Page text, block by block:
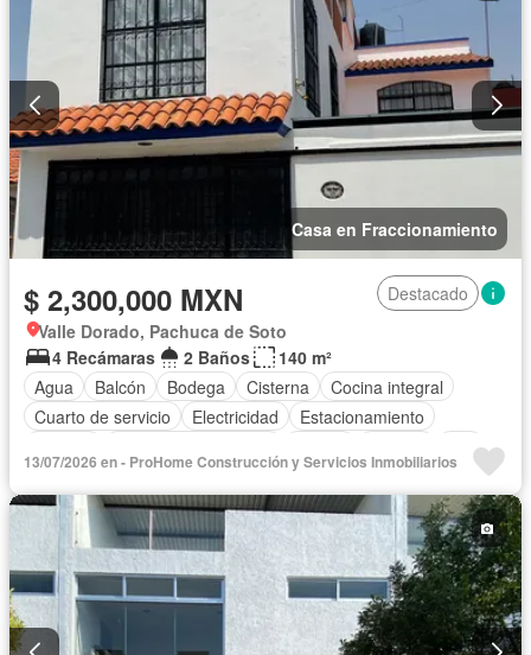
Casa en Fraccionamiento
$ 2,300,000 MXN
Destacado
Valle Dorado, Pachuca de Soto
4 Recámaras
2 Baños
140 m²
Agua
Balcón Bodega Cisterna
Cocina integral
Cuarto de servicio
Electricidad
Estacionamiento
Sin amueblar
13/07/2026 en - ProHome Construcción y Servicios Inmobiliarios